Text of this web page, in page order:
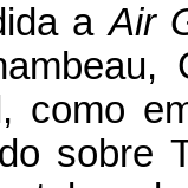
aAir
como
sobre